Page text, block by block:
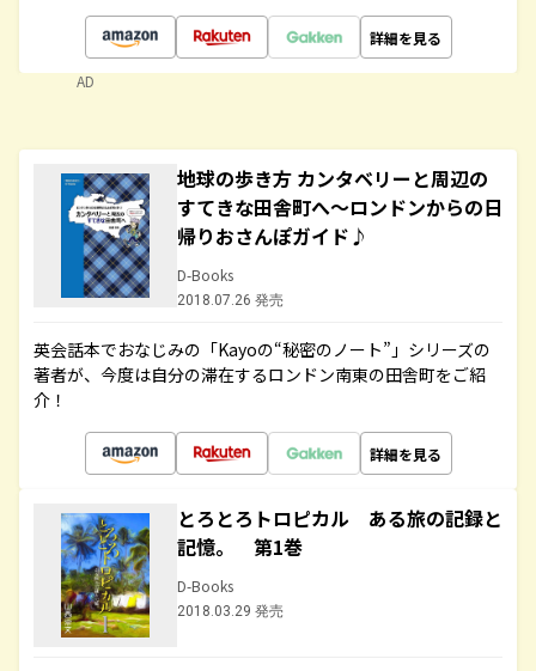
詳細を見る
AD
地球の歩き方 カンタベリーと周辺の
すてきな田舎町へ～ロンドンからの日
帰りおさんぽガイド♪
D-Books
2018.07.26 発売
英会話本でおなじみの「Kayoの“秘密のノート”」シリーズの
著者が、今度は自分の滞在するロンドン南東の田舎町をご紹
介！
詳細を見る
とろとろトロピカル ある旅の記録と
記憶。 第1巻
D-Books
2018.03.29 発売